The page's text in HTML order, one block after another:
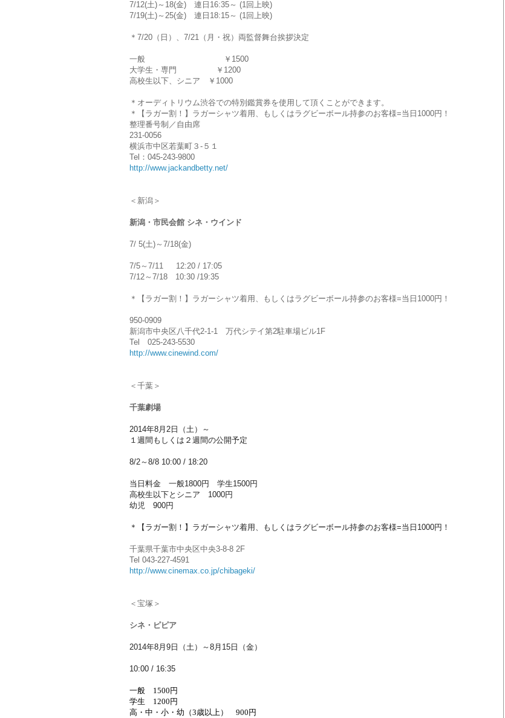
7/12(土)～18(金) 連日16:35～ (1回上映)
7/19(土)～25(金) 連日18:15～ (1回上映)
＊7/20（日）、7/21（月・祝）両監督舞台挨拶決定
一般 ￥1500
大学生・専門 ￥1200
高校生以下、シニア ￥1000
＊ オーディトリウム渋谷での特別鑑賞券を使用して頂くことができま す。
＊【ラガー割！】ラガーシャツ着用、
もしくはラグビーボール持参のお客様=当日1000円！
整理番号制／自由席
231-0056
横浜市中区若葉町３-５１
Tel：045-243-9800
http://www.jackandbetty.net/
＜新潟＞
新潟・市民会館 シネ・ウインド
7/ 5(土)～7/18(金)
7/5～7/11 12:20 / 17:05
7/12～7/18 10:30 /19:35
＊【ラガー割！】ラガーシャツ着用、 もしくはラグビーボール持参のお客様=当日1000円！
950-0909
新潟市中央区八千代2-1-1 万代シテイ第2駐車場ビル1F
Tel 025-243-5530
http://www.cinewind.com/
＜千葉＞
千葉劇場
2014年8月2日（土）～
１週間もしくは２週間の公開予定
8/2～8/8 10:00 / 18:20
当日料金 一般1800円 学生1500円
高校生以下とシニア 1000円
幼児 900円
＊【ラガー割！】ラガーシャツ着用、 もしくはラグビーボール持参のお客様=当日1000円！
千葉県千葉市中央区中央3-8-8 2F
Tel 043-227-4591
http://www.cinemax.co.jp/chibageki/
＜宝塚＞
シネ・ピピア
2014年8月9日（土）～8月15日（金）
10:00 / 16:35
一般 1500円
学生 1200円
高・中・小・幼（3歳以上） 900円